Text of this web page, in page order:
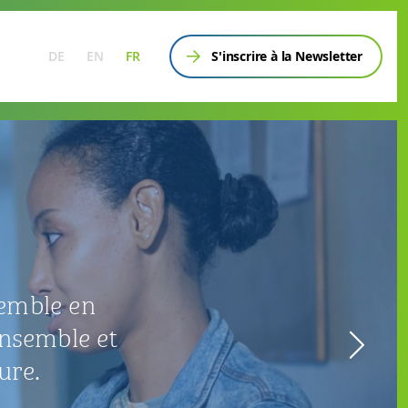
DE EN FR S'inscrire à la Newsletter
partenaire hospitalière et
d'ateliers sur la coopération
conseillons sur les détails de